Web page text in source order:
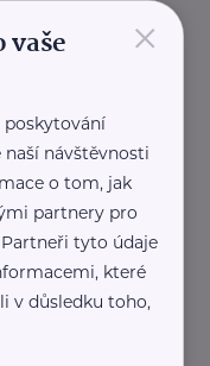
×
poskytování
návštěvnosti
o tom, jak
partnery pro
tyto údaje
které
v důsledku toho,